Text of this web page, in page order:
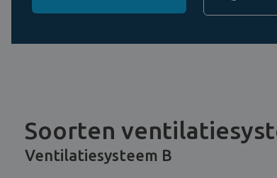
Soorten
Ventilatiesysteem B